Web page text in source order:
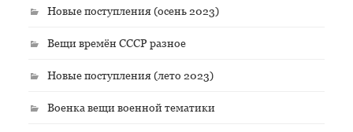
Новые поступления (осень 2023)
Вещи времён СССР разное
Новые поступления (лето 2023)
Военка вещи военной тематики